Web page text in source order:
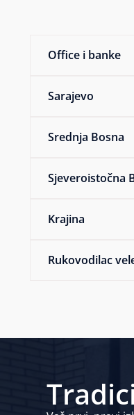
Office i banke
Sarajevo
Srednja Bosna
Sjeveroistočna
Krajina
Rukovodilac